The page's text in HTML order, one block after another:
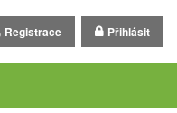
Registrace Přihlásit